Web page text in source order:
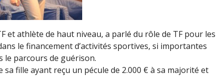
et athlète de haut niveau, a parlé du rôle de TF pour les
le financement d’activités sportives, si importantes
le parcours de guérison.
sa fille ayant reçu un pécule de 2.000 € à sa majorité et